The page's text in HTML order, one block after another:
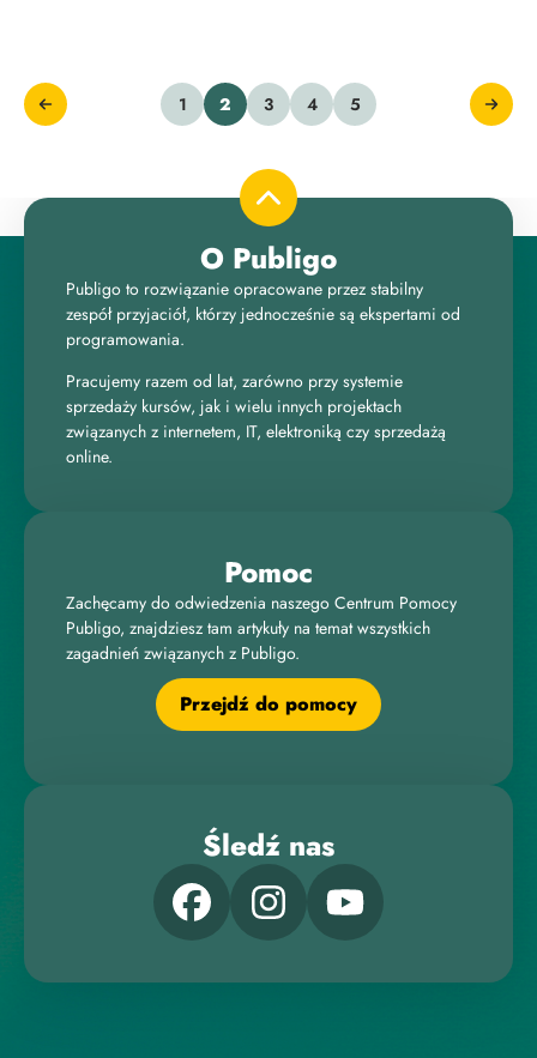
1 2 3 4 5
O Publigo
Publigo to rozwiązanie opracowane przez stabilny
zespół przyjaciół, którzy jednocześnie są ekspertami od
programowania.
Pracujemy razem od lat, zarówno przy systemie
sprzedaży kursów, jak i wielu innych projektach
związanych z internetem, IT, elektroniką czy sprzedażą
online.
Pomoc
Zachęcamy do odwiedzenia naszego Centrum Pomocy
Publigo, znajdziesz tam artykuły na temat wszystkich
zagadnień związanych z Publigo.
Przejdź do pomocy
Śledź nas